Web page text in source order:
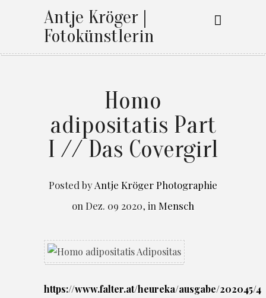
Antje Kröger |
Fotokünstlerin
Homo
adipositatis Part
I // Das Covergirl
Posted byAntje Kröger Photographie
on Dez. 09 2020, in Mensch
https://www.falter.at/heureka/ausgabe/202045/4